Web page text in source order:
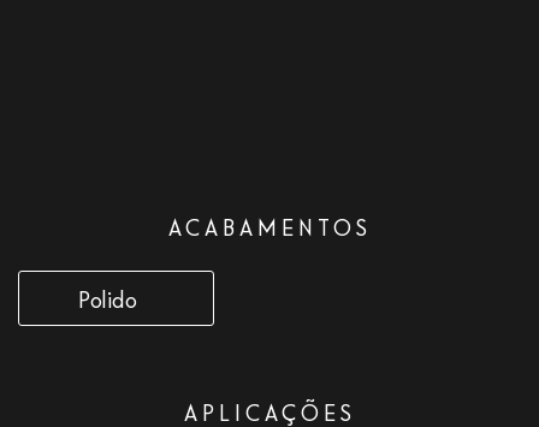
ACABAMENTOS
Polido
APLICAÇÕES